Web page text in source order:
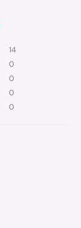
14
0
0
0
0